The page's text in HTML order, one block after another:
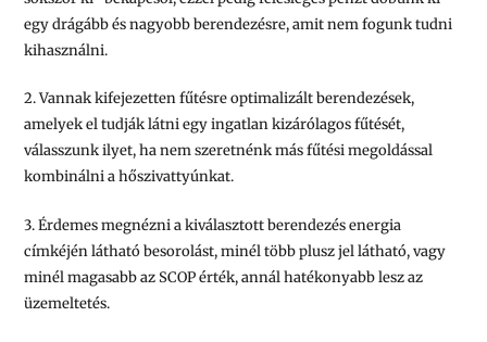
egy drágább és nagyobb berendezésre, amit nem fogunk tudni
kihasználni.
2. Vannak kifejezetten fűtésre optimalizált berendezések,
amelyek el tudják látni egy ingatlan kizárólagos fűtését,
válasszunk ilyet, ha nem szeretnénk más fűtési megoldással
kombinálni a hőszivattyúnkat.
3. Érdemes megnézni a kiválasztott berendezés energia
címkéjén látható besorolást, minél több plusz jel látható, vagy
minél magasabb az SCOP érték, annál hatékonyabb lesz az
üzemeltetés.